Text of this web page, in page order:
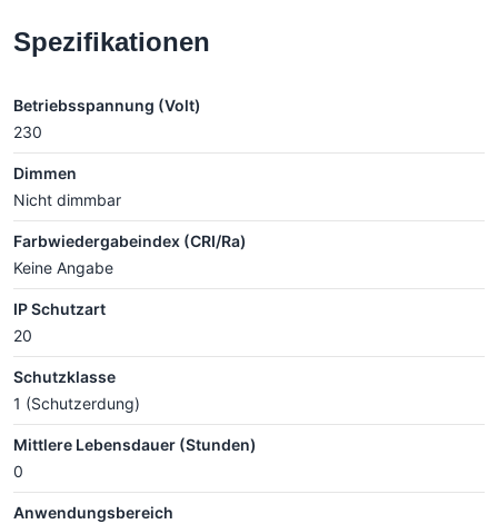
Spezifikationen
Betriebsspannung (Volt)
230
Dimmen
Nicht dimmbar
Farbwiedergabeindex (CRI/Ra)
Keine Angabe
IP Schutzart
20
Schutzklasse
1 (Schutzerdung)
Mittlere Lebensdauer (Stunden)
0
Anwendungsbereich